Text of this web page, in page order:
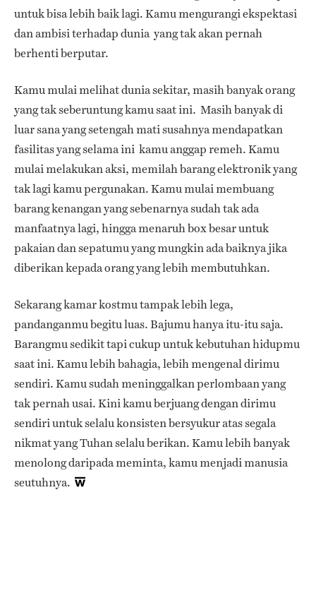
untuk bisa lebih baik lagi. Kamu mengurangi ekspektasi
dan ambisi terhadap dunia yang tak akan pernah
berhenti berputar.
Kamu mulai melihat dunia sekitar, masih banyak orang
yang tak seberuntung kamu saat ini. Masih banyak di
luar sana yang setengah mati susahnya mendapatkan
fasilitas yang selama ini kamu anggap remeh. Kamu
mulai melakukan aksi, memilah barang elektronik yang
tak lagi kamu pergunakan. Kamu mulai membuang
barang kenangan yang sebenarnya sudah tak ada
manfaatnya lagi, hingga menaruh box besar untuk
pakaian dan sepatumu yang mungkin ada baiknya jika
diberikan kepada orang yang lebih membutuhkan.
Sekarang kamar kostmu tampak lebih lega,
pandanganmu begitu luas. Bajumu hanya itu-itu saja.
Barangmu sedikit tapi cukup untuk kebutuhan hidupmu
saat ini. Kamu lebih bahagia, lebih mengenal dirimu
sendiri. Kamu sudah meninggalkan perlombaan yang
tak pernah usai. Kini kamu berjuang dengan dirimu
sendiri untuk selalu konsisten bersyukur atas segala
nikmat yang Tuhan selalu berikan. Kamu lebih banyak
menolong daripada meminta, kamu menjadi manusia
seutuhnya.